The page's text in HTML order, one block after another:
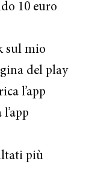
10 euro
sul mio
del play
l’app
più